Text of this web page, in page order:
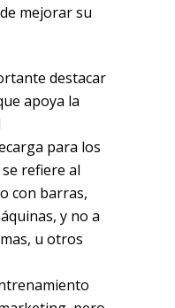
mejorar su
destacar
apoya la
para los
refiere al
con barras,
y no a
u otros